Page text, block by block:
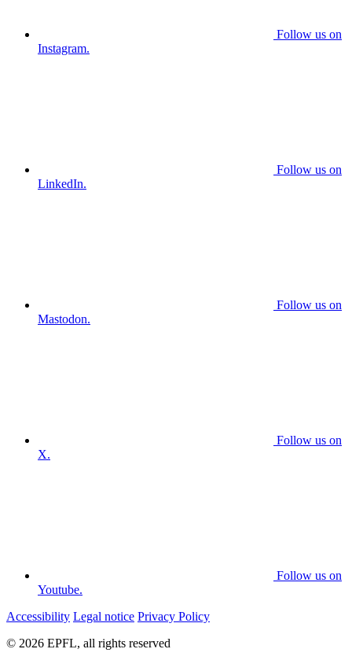
Follow us on
Instagram.
Follow us on
LinkedIn.
Follow us on
Mastodon.
Follow us on
X.
Follow us on
Youtube.
Accessibility Legal notice Privacy Policy
© 2026 EPFL, all rights reserved